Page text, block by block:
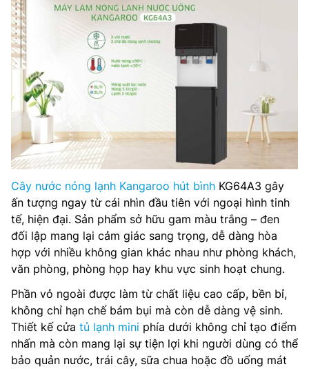
Cây nước nóng lạnh Kangaroo hút bình KG64A3 gây
ấn tượng ngay từ cái nhìn đầu tiên với ngoại hình tinh
tế, hiện đại. Sản phẩm sở hữu gam màu trắng – đen
đối lập mang lại cảm giác sang trọng, dễ dàng hòa
hợp với nhiều không gian khác nhau như phòng khách,
văn phòng, phòng họp hay khu vực sinh hoạt chung.
Phần vỏ ngoài được làm từ chất liệu cao cấp, bền bỉ,
không chỉ hạn chế bám bụi mà còn dễ dàng vệ sinh.
Thiết kế cửa tủ lạnh mini phía dưới không chỉ tạo điểm
nhấn mà còn mang lại sự tiện lợi khi người dùng có thể
bảo quản nước, trái cây, sữa chua hoặc đồ uống mát